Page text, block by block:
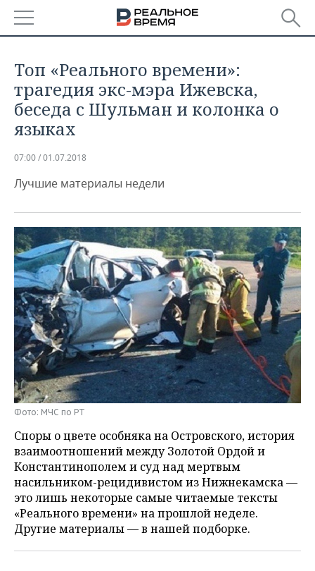
ТАТАРСТАН
НОВОСТИ
АНАЛИТИКА
ДЕКЛАРАЦИИ О ДОХОДАХ
КОРОЛИ ГОСЗАКАЗА ПФО
ВУЗЫ ТАТАРСТАНА
КОМУ ПРИНАДЛЕЖАТ
ТОРГОВЫЕ ЦЕНТРЫ
ТАТАРСТАНА
НОВОСТИ ЭКОНОМИКИ
ФИНАНСЫ
БАНКИ
БЮДЖЕТ
ИНВЕСТИЦИИ
ПРОМЫШЛЕННОСТЬ
НОВОСТИ
АГРОПРОМ
МАШИНОСТРОЕНИЕ
НЕФТЕХИМИЯ
НЕФТЬ
ОПК
ЭНЕРГЕТИКА
НЕДВИЖИМОСТЬ
НОВОСТИ НЕДВИЖИМОСТИ
АВТО
НОВОСТИ АВТО
БИЗНЕС
НОВОСТИ БИЗНЕСА
РОЗНИЧНАЯ ТОРГОВЛЯ
ТРАНСПОРТ
УСЛУГИ
ТЕХНОЛОГИИ
НОВОСТИ ТЕХНОЛОГИЙ
IT
МЕДИА
ТЕЛЕКОММУНИКАЦИИ
МЕРОПРИЯТИЯ
НОВОСТИ МЕРОПРИЯТИЙ
ВЫЕЗДНАЯ РЕДАКЦИЯ
БИЗНЕС-БРАНЧИ
ONLINE-КОНФЕРЕНЦИИ
ОТКРЫТАЯ ЛЕКЦИЯ
СПОРТ
НОВОСТИ СПОРТА
ФУТБОЛ
ХОККЕЙ
БАСКЕТБОЛ
ВОЛЕЙБОЛ
ОБЩЕСТВО
НОВОСТИ ОБЩЕСТВА
ВЛАСТЬ
ИНФРАСТРУКТУРА
ИСТОРИЯ
ФОТОГАЛЕРЕЯ
СЮЖЕТЫ
СПРАВОЧНИК
СПИСОК ПЕРСОН
ПОЛНАЯ ВЕРСИЯ
Топ «Реального времени»:
трагедия экс-мэра Ижевска,
беседа с Шульман и колонка о
языках
07:00 / 01.07.2018
Лучшие материалы недели
Фото: МЧС по РТ
Споры о цвете особняка на Островского, история
взаимоотношений между Золотой Ордой и
Константинополем и суд над мертвым
насильником-рецидивистом из Нижнекамска —
это лишь некоторые самые читаемые тексты
«Реального времени» на прошлой неделе.
Другие материалы — в нашей подборке.